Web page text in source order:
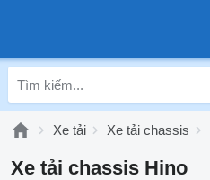
Xe tải Xe tải chassis
Xe tải chassis Hino